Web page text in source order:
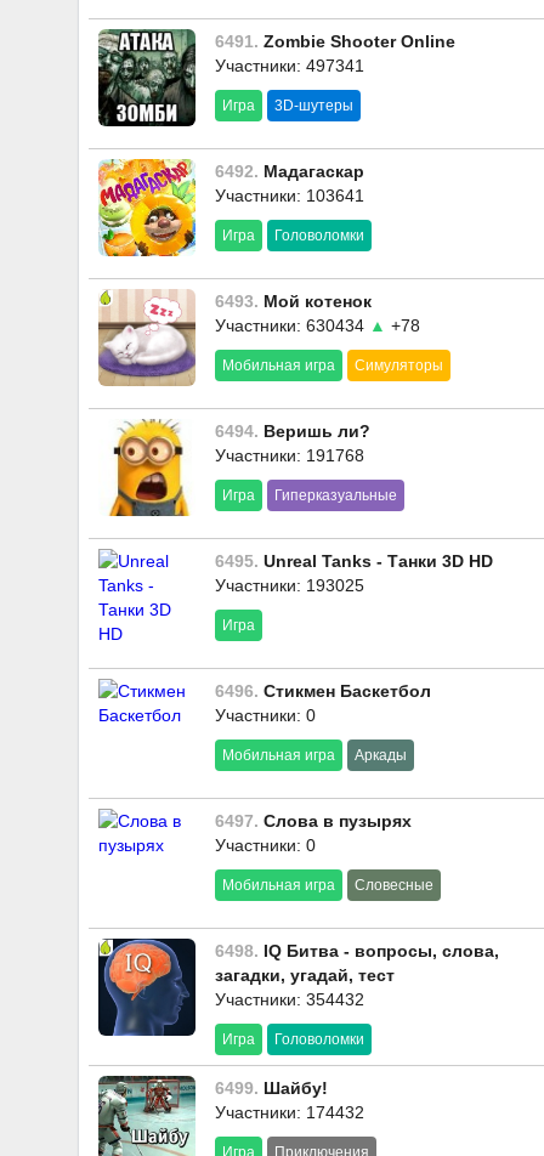
6491. Zombie Shooter Online
Участники: 497341
Игра 3D-шутеры
6492. Мадагаскар
Участники: 103641
Игра Головоломки
6493. Мой котенок
Участники: 630434 ▲ +78
Мобильная игра Симуляторы
6494. Веришь ли?
Участники: 191768
Игра Гиперказуальные
6495. Unreal Tanks - Танки 3D HD
Участники: 193025
Игра
6496. Стикмен Баскетбол
Участники: 0
Мобильная игра Аркады
6497. Слова в пузырях
Участники: 0
Мобильная игра Словесные
6498. IQ Битва - вопросы, слова,
загадки, угадай, тест
Участники: 354432
Игра Головоломки
6499. Шайбу!
Участники: 174432
Игра Приключения